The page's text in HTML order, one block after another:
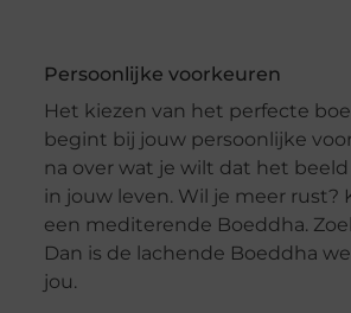
Persoonlijke voorkeuren
Het kiezen van het perfecte
begint bij jouw persoonlijke
na over wat je wilt dat het
in jouw leven. Wil je meer rust?
een mediterende Boeddha.
Dan is de lachende Boeddha
jou.